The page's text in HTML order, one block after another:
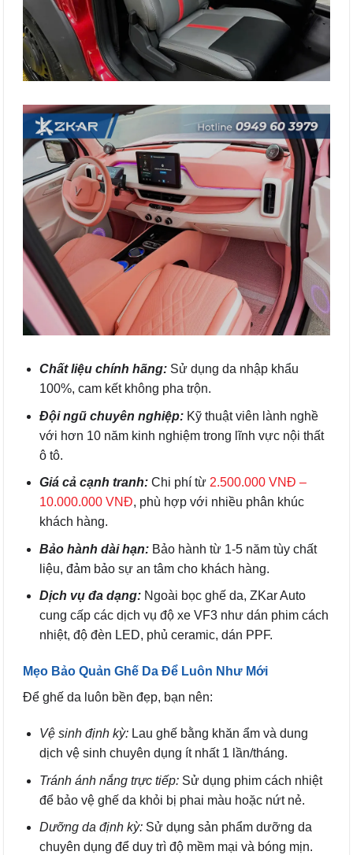
Chất liệu chính hãng: Sử dụng da nhập khẩu
100%, cam kết không pha trộn.
Đội ngũ chuyên nghiệp:Kỹ thuật viên lành nghề
với hơn 10 năm kinh nghiệm trong lĩnh vực nội thất
ô tô.
Giá cả cạnh tranh: Chi phí từ2.500.000 VNĐ –
10.000.000 VNĐ, phù hợp với nhiều phân khúc
khách hàng.
Bảo hành dài hạn: Bảo hành từ 1-5 năm tùy chất
liệu, đảm bảo sự an tâm cho khách hàng.
Dịch vụ đa dạng:Ngoài bọc ghế da, ZKar Auto
cung cấp các dịch vụ độ xe VF3 như dán phim cách
nhiệt, độ đèn LED, phủ ceramic, dán PPF.
Mẹo Bảo Quản Ghế Da Để Luôn Như Mới
Để ghế da luôn bền đẹp, bạn nên:
Vệ sinh định kỳ:Lau ghế bằng khăn ẩm và dung
dịch vệ sinh chuyên dụng ít nhất 1 lần/tháng.
Tránh ánh nắng trực tiếp:Sử dụng phim cách nhiệt
để bảo vệ ghế da khỏi bị phai màu hoặc nứt nẻ.
Dưỡng da định kỳ:Sử dụng sản phẩm dưỡng da
chuyên dụng để duy trì độ mềm mại và bóng mịn.